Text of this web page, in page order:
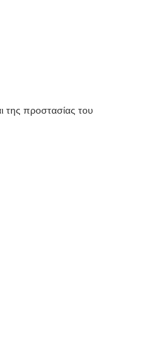
της προστασίας του